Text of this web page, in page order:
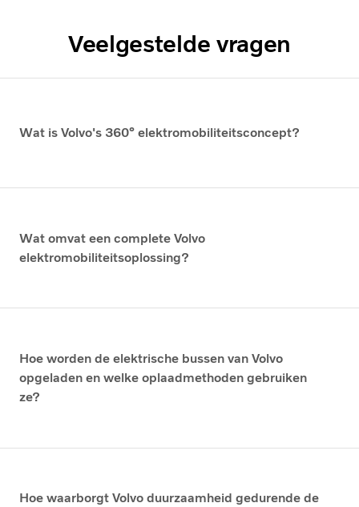
Veelgestelde vragen
Wat is Volvo's 360° elektromobiliteitsconcept?
Wat omvat een complete Volvo
elektromobiliteitsoplossing?
Hoe worden de elektrische bussen van Volvo
opgeladen en welke oplaadmethoden gebruiken
ze?
Hoe waarborgt Volvo duurzaamheid gedurende de